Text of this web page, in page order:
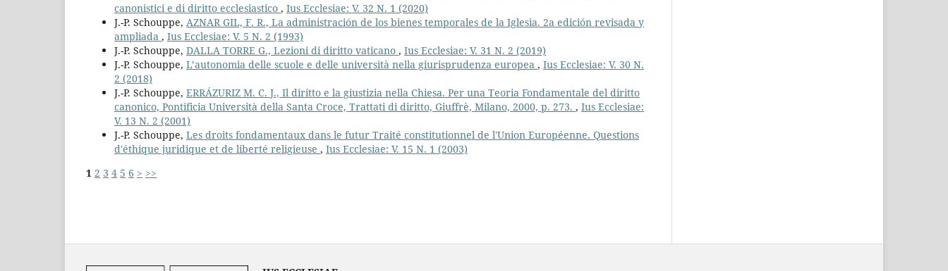
canonistici e di diritto ecclesiastico , Ius Ecclesiae: V. 32 N. 1 (2020)
J.-P. Schouppe, AZNAR GIL, F. R., La administración de los bienes temporales de la Iglesia. 2a edición revisada y
ampliada , Ius Ecclesiae: V. 5 N. 2 (1993)
J.-P. Schouppe, DALLA TORRE G., Lezioni di diritto vaticano , Ius Ecclesiae: V. 31 N. 2 (2019)
J.-P. Schouppe, L’autonomia delle scuole e delle università nella giurisprudenza europea , Ius Ecclesiae: V. 30 N.
2 (2018)
J.-P. Schouppe, ERRÁZURIZ M. C. J., Il diritto e la giustizia nella Chiesa. Per una Teoria Fondamentale del diritto
canonico, Pontificia Università della Santa Croce, Trattati di diritto, Giuffrè, Milano, 2000, p. 273. , Ius Ecclesiae:
V. 13 N. 2 (2001)
J.-P. Schouppe, Les droits fondamentaux dans le futur Traité constitutionnel de l'Union Européenne. Questions
d'éthique juridique et de liberté religieuse , Ius Ecclesiae: V. 15 N. 1 (2003)
1 2 3 4 5 6 > >>